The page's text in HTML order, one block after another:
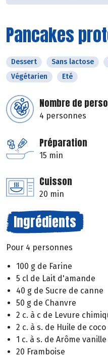
Pancakes
Dessert Sans lactose
Végétarien
Eté
Nombre de
4 personnes
Préparation
15 min
Cuisson
20 min
Ingrédients
Pour 4 personnes
100 g de Farine
5 cl de Lait d'amande
40 g de Sucre de canne
50 g de Chanvre
2 c. à c de Levure
2 c. à s. de Huile de coco
1 c. à s. de Arôme vanille
20 Framboise